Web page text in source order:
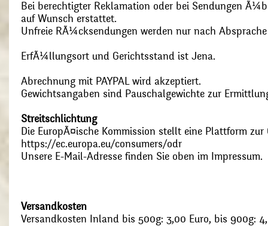
Bei berechtigter Reklamation oder bei Sendungen
auf Wunsch erstattet.
Unfreie RÃ¼cksendungen werden nur nach
ErfÃ¼llungsort und Gerichtsstand ist Jena.
Abrechnung mit PAYPAL wird akzeptiert.
Gewichtsangaben sind Pauschalgewichte zur
Streitschlichtung
Die EuropÃ¤ische Kommission stellt eine Plattform
https://ec.europa.eu/consumers/odr
Unsere E-Mail-Adresse finden Sie oben im Impressum.
Versandkosten
Versandkosten Inland bis 500g: 3,00 Euro, bis 900g: